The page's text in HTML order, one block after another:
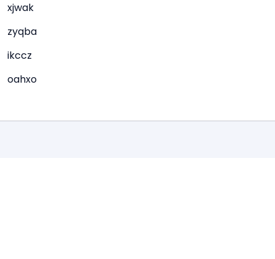
xjwak
zyqba
ikccz
oahxo